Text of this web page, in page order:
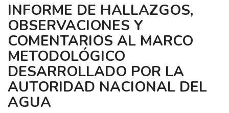
INFORME DE HALLAZGOS,
OBSERVACIONES Y
COMENTARIOS AL MARCO
METODOLÓGICO
DESARROLLADO POR LA
AUTORIDAD NACIONAL DEL
AGUA